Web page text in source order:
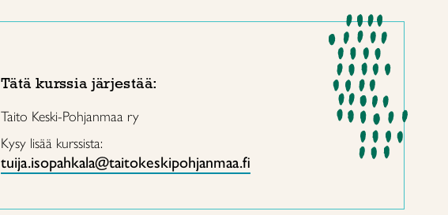
Tätä kurssia järjestää:
Taito Keski-Pohjanmaa ry
Kysy lisää kurssista:
tuija.isopahkala@taitokeskipohjanmaa.fi